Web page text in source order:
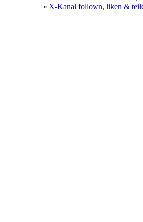
» X-Kanal follown, liken &